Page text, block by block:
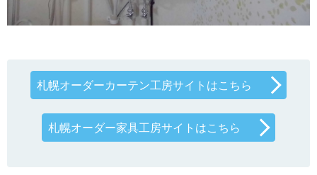
札幌オーダーカーテン工房サイトはこちら
札幌オーダー家具工房サイトはこちら